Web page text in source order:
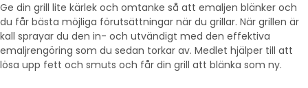
Ge din grill lite kärlek och omtanke så att emaljen blänker och
du får bästa möjliga förutsättningar när du grillar. När grillen är
kall sprayar du den in- och utvändigt med den effektiva
emaljrengöring som du sedan torkar av. Medlet hjälper till att
lösa upp fett och smuts och får din grill att blänka som ny.